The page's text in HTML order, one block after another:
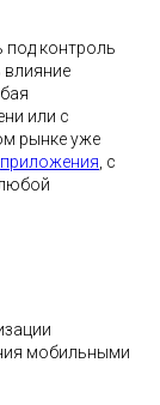
под контроль
влияние
или с
рынке уже
приложения , с
мобильными